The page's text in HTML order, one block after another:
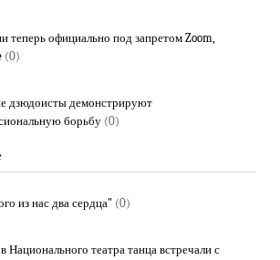
теперь официально под запретом Zoom,
(0)
дзюдоисты демонстрируют
борьбу (0)
из нас два сердца" (0)
Национального театра танца встречали с